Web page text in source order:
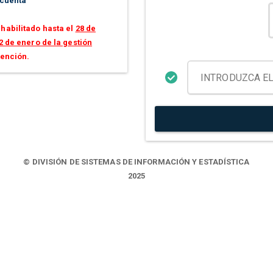
habilitado hasta el 28 de
de enero de la gestión
© DIVISIÓN DE SISTEMAS DE INFORMACIÓN Y ESTADÍSTICA
2025